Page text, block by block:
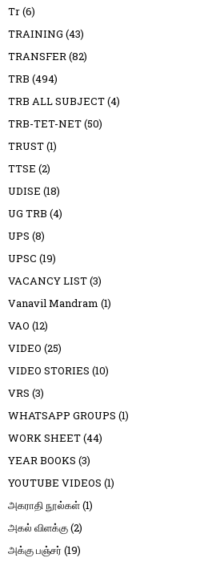
Tr(6)
TRAINING (43)
TRANSFER(82)
TRB (494)
TRB ALL SUBJECT(4)
TRB-TET-NET(50)
TRUST(1)
TTSE (2)
UDISE (18)
UG TRB (4)
UPS (8)
UPSC (19)
VACANCY LIST(3)
Vanavil Mandram (1)
VAO (12)
VIDEO (25)
VIDEO STORIES (10)
VRS (3)
WHATSAPP GROUPS (1)
WORK SHEET(44)
YEAR BOOKS (3)
YOUTUBE VIDEOS (1)
அகராதி நூல்கள்(1)
அகல் விளக்கு(2)
அக்கு பஞ்சர் (19)